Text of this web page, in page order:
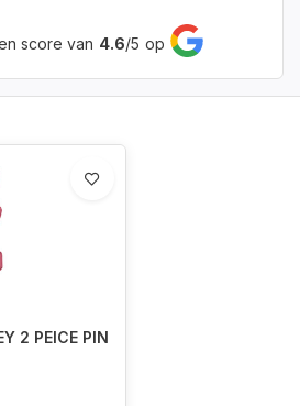
score van 4.6/5 op
2 PEICE PIN